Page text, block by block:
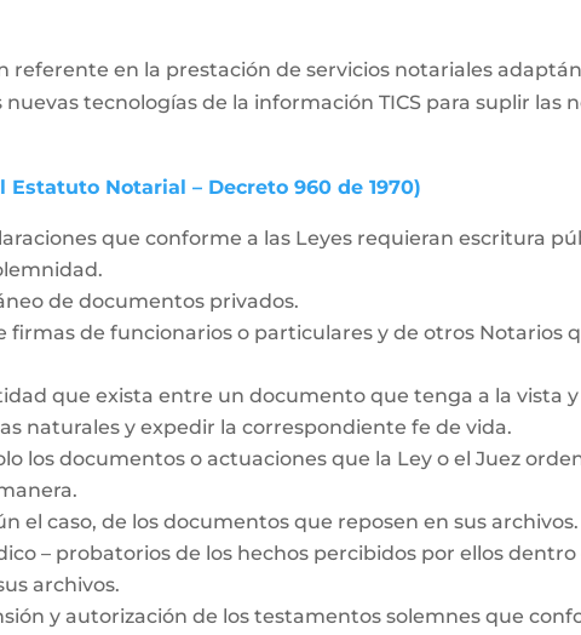
referente en la prestación de servicios notariales
tecnologías de la información TICS para suplir las
Notarial – Decreto 960 de 1970)
que conforme a las Leyes requieran escritura
de documentos privados.
de funcionarios o particulares y de otros Notarios
que exista entre un documento que tenga a la vista
naturales y expedir la correspondiente fe de vida.
los documentos o actuaciones que la Ley o el Juez
el caso, de los documentos que reposen en sus archivos.
– probatorios de los hechos percibidos por ellos
archivos.
y autorización de los testamentos solemnes que